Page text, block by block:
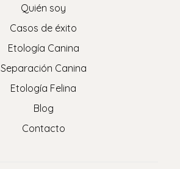
Quién soy
Casos de éxito
Etología Canina
Separación Canina
Etología Felina
Blog
Contacto